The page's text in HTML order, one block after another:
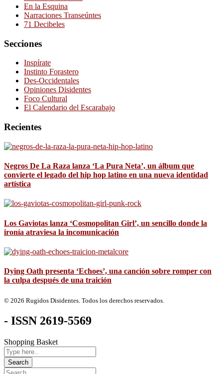
En la Esquina
Narraciones Transeúntes
71 Decibeles
Secciones
Inspírate
Instinto Forastero
Des-Occidentales
Opiniones Disidentes
Foco Cultural
El Calendario del Escarabajo
Recientes
Negros De La Raza lanza ‘La Pura Neta’, un álbum que
convierte el legado del hip hop latino en una nueva identidad
artística
Los Gaviotas lanza ‘Cosmopolitan Girl’, un sencillo donde la
ironía atraviesa la incomunicación
Dying Oath presenta ‘Echoes’, una canción sobre romper con
la culpa después de una traición
© 2026 Rugidos Disidentes. Todos los derechos reservados.
- ISSN 2619-5569
Shopping Basket